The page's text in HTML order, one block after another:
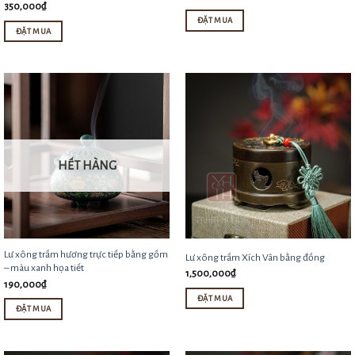
350,000₫
ĐẶT MUA
ĐẶT MUA
tùy
chọn
được
chọn
trang
HẾT HÀNG
Lư xông trầm hương trực tiếp bằng gốm
– màu xanh họa tiết
190,000₫
ĐẶT MUA
Lư xông trầm Xích Vân bằng đồng
1,500,000₫
ĐẶT MUA